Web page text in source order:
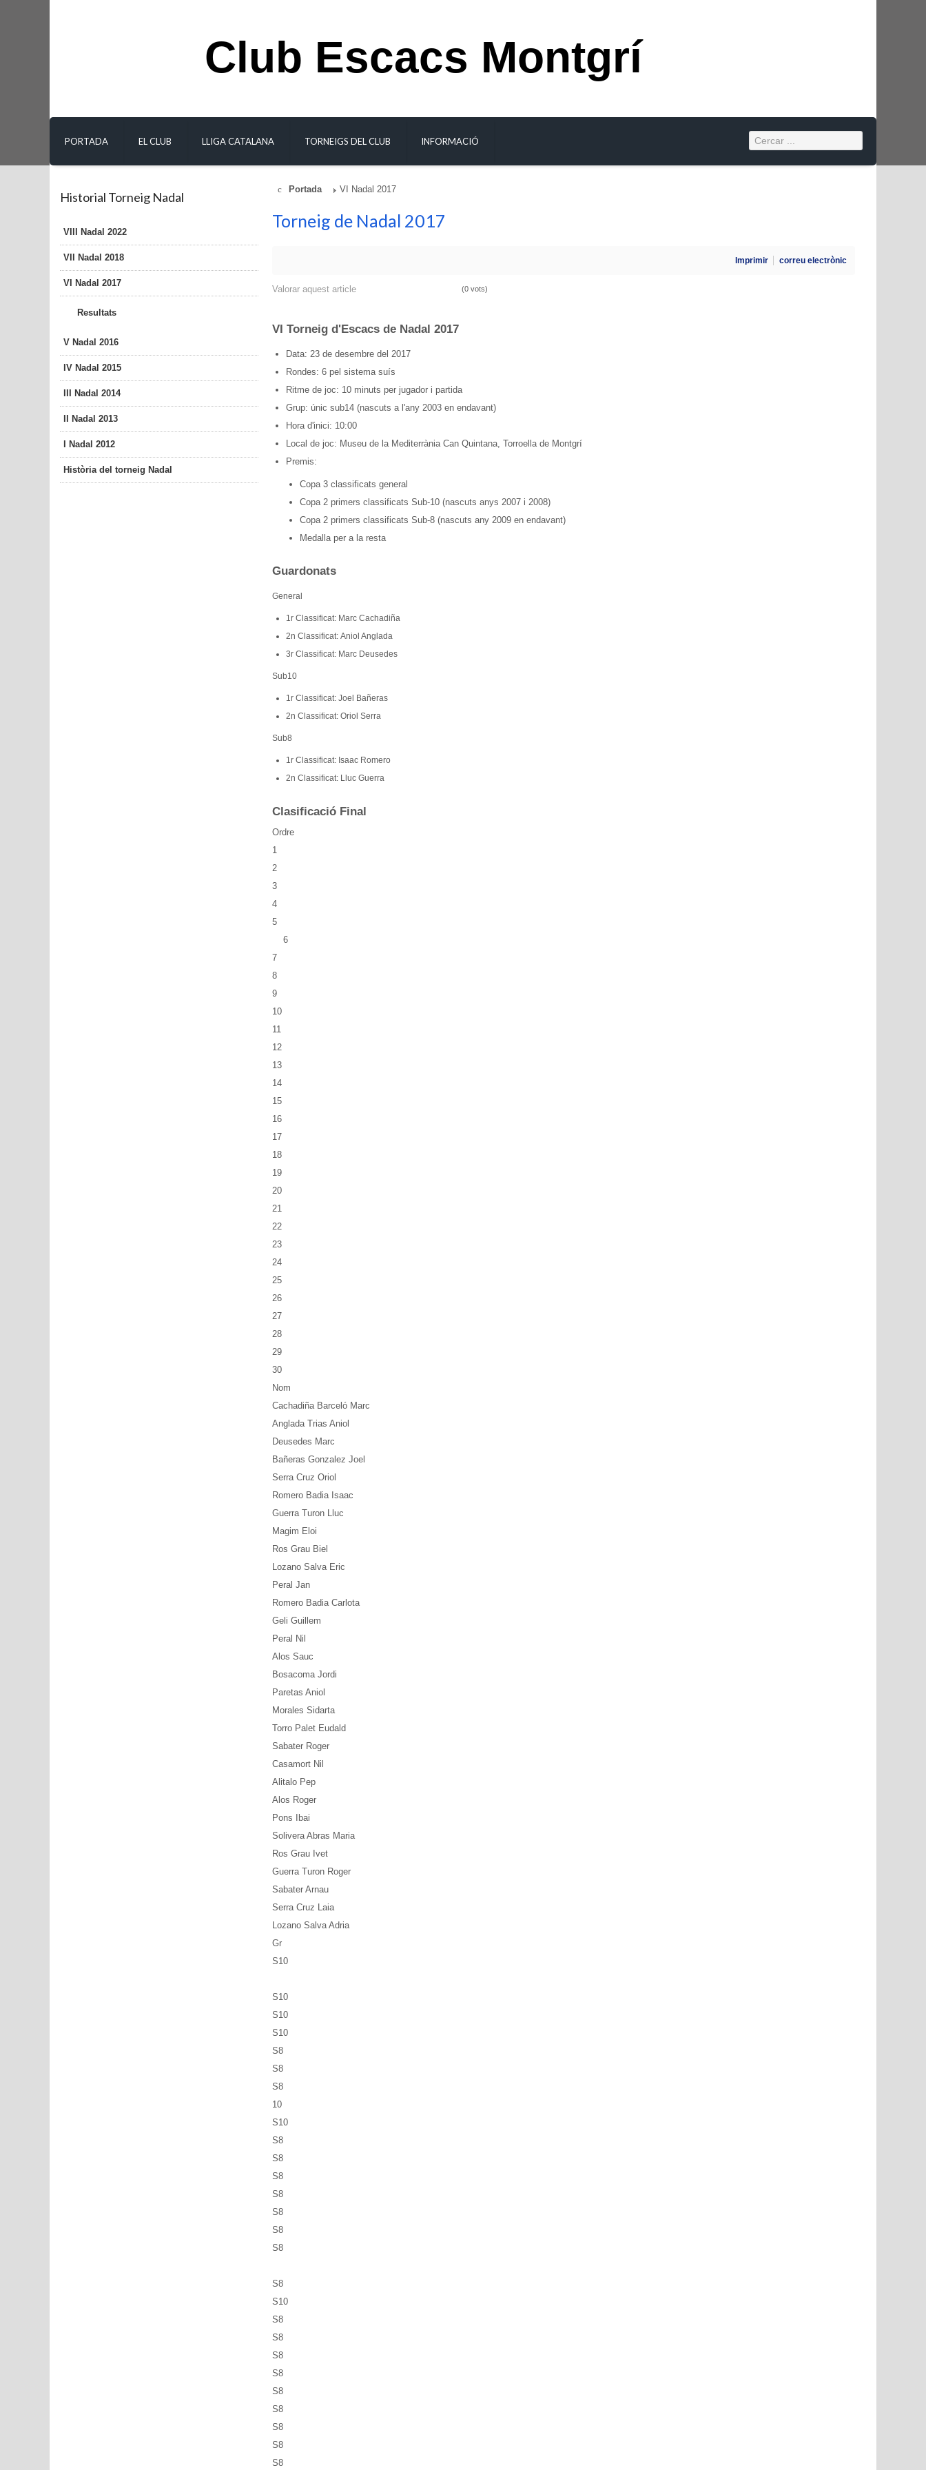
PORTADA EL CLUB LLIGA CATALANA TORNEIGS DEL CLUB INFORMACIÓ
Club Escacs Montgrí
Historial Torneig Nadal
VIII Nadal 2022
VII Nadal 2018
VI Nadal 2017
Resultats
V Nadal 2016
IV Nadal 2015
III Nadal 2014
II Nadal 2013
I Nadal 2012
Història del torneig Nadal
Portada VI Nadal 2017
Torneig de Nadal 2017
Imprimir correu electrònic
Valorar aquest article (0 vots)
VI Torneig d'Escacs de Nadal 2017
Data: 23 de desembre del 2017
Rondes: 6 pel sistema suís
Ritme de joc: 10 minuts per jugador i partida
Grup: únic sub14 (nascuts a l'any 2003 en endavant)
Hora d'inici: 10:00
Local de joc: Museu de la Mediterrània Can Quintana, Torroella de Montgrí
Premis:
Copa 3 classificats general
Copa 2 primers classificats Sub-10 (nascuts anys 2007 i 2008)
Copa 2 primers classificats Sub-8 (nascuts any 2009 en endavant)
Medalla per a la resta
Guardonats
General
1r Classificat: Marc Cachadiña
2n Classificat: Aniol Anglada
3r Classificat: Marc Deusedes
Sub10
1r Classificat: Joel Bañeras
2n Classificat: Oriol Serra
Sub8
1r Classificat: Isaac Romero
2n Classificat: Lluc Guerra
Clasificació Final
Ordre
1
2
3
4
5
6
7
8
9
10
11
12
13
14
15
16
17
18
19
20
21
22
23
24
25
26
27
28
29
30
Nom
Cachadiña Barceló Marc
Anglada Trias Aniol
Deusedes Marc
Bañeras Gonzalez Joel
Serra Cruz Oriol
Romero Badia Isaac
Guerra Turon Lluc
Magim Eloi
Ros Grau Biel
Lozano Salva Eric
Peral Jan
Romero Badia Carlota
Geli Guillem
Peral Nil
Alos Sauc
Bosacoma Jordi
Paretas Aniol
Morales Sidarta
Torro Palet Eudald
Sabater Roger
Casamort Nil
Alitalo Pep
Alos Roger
Pons Ibai
Solivera Abras Maria
Ros Grau Ivet
Guerra Turon Roger
Sabater Arnau
Serra Cruz Laia
Lozano Salva Adria
Gr
S10
S10
S10
S10
S8
S8
S8
10
S10
S8
S8
S8
S8
S8
S8
S8
S8
S10
S8
S8
S8
S8
S8
S8
S8
S8
S8